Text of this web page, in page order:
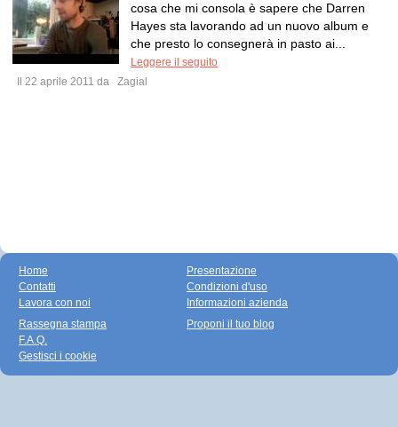
cosa che mi consola è sapere che Darren
Hayes sta lavorando ad un nuovo album e
che presto lo consegnerà in pasto ai...
Leggere il seguito
Il 22 aprile 2011 da
Zagial
Home
Contatti
Lavora con noi
Presentazione
Condizioni d'uso
Informazioni azienda
Rassegna stampa
F.A.Q.
Gestisci i cookie
Proponi il tuo blog